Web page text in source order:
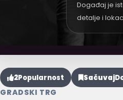
Događaj je
detalje i
2Popularnost Sačuvaj
GRADSKI TRG